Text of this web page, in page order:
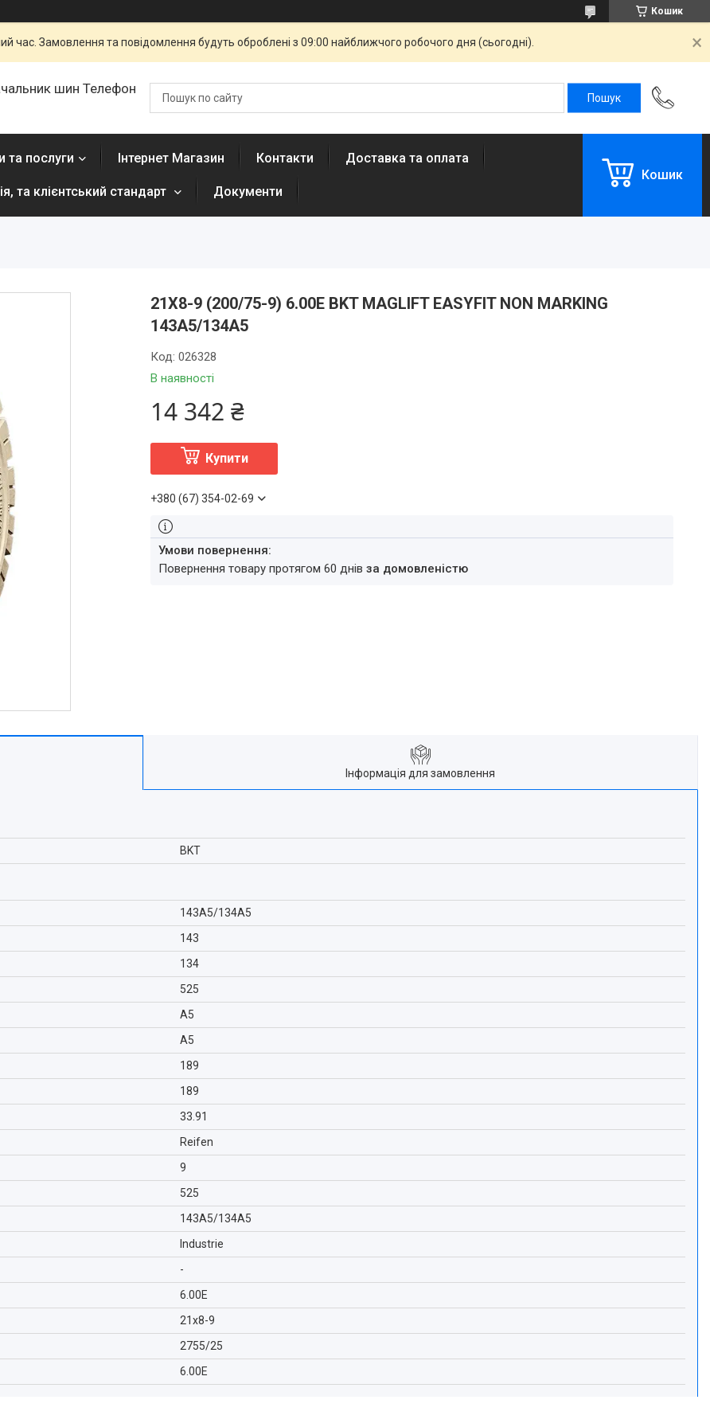
Кошик
час. Замовлення та повідомлення будуть оброблені з 09:00 найближчого робочого дня (сьогодні).
шин Телефон
та послуги Інтернет Магазин Контакти Доставка та оплата
та клієнтський стандарт Документи
Кошик
21X8-9 (200/75-9) 6.00E BKT MAGLIFT EASYFIT NON MARKING
143A5/134A5
В наявності
Код:026328
14 342 ₴
Купити
+380 (67) 354-02-69
повернення товару протягом 60 днівза домовленістю
Інформація для замовлення
BKT
143A5/134A5
143
134
525
A5
A5
189
189
33.91
Reifen
9
525
143A5/134A5
Industrie
-
6.00E
21x8-9
2755/25
6.00E